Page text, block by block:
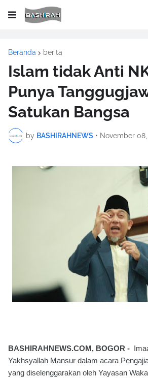
Beranda berita
Islam tidak Anti
Punya
Satukan Bangsa
by BASHIRAHNEWS • November 08,
BASHIRAHNEWS.COM, BOGOR -
Yakhsyallah Mansur dalam acara
yang diselenggarakan oleh Yayasan